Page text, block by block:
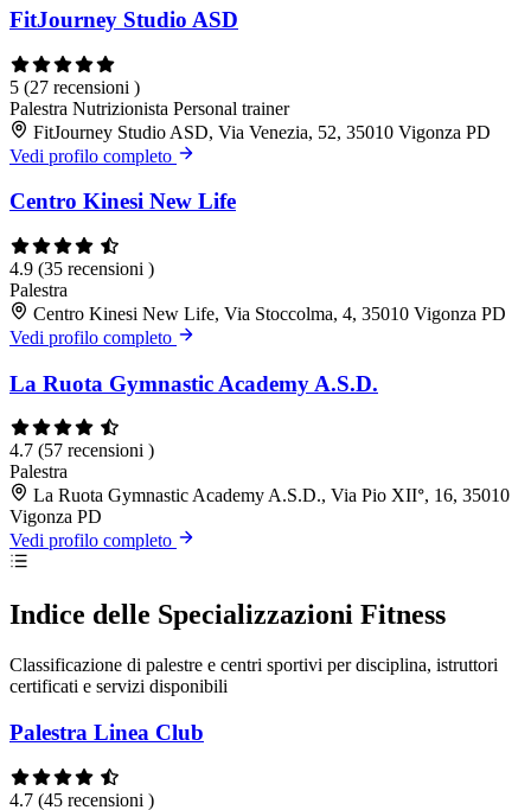
FitJourney Studio ASD
5 (27 recensioni )
Palestra Nutrizionista Personal trainer
FitJourney Studio ASD, Via Venezia, 52, 35010 Vigonza PD
Vedi profilo completo
Centro Kinesi New Life
4.9 (35 recensioni )
Palestra
Centro Kinesi New Life, Via Stoccolma, 4, 35010 Vigonza PD
Vedi profilo completo
La Ruota Gymnastic Academy A.S.D.
4.7 (57 recensioni )
Palestra
La Ruota Gymnastic Academy A.S.D., Via Pio XIIᐤ, 16, 35010
Vigonza PD
Vedi profilo completo
Indice delle Specializzazioni Fitness
Classificazione di palestre e centri sportivi per disciplina, istruttori
certificati e servizi disponibili
Palestra Linea Club
4.7 (45 recensioni )